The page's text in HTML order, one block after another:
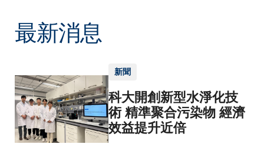
最新消息
新聞
科大開創新型水淨化技
術 精準聚合污染物 經濟
效益提升近倍